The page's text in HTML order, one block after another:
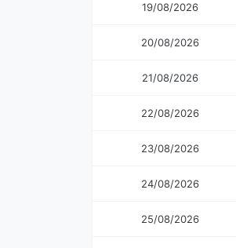
19/08/2026
20/08/2026
21/08/2026
22/08/2026
23/08/2026
24/08/2026
25/08/2026